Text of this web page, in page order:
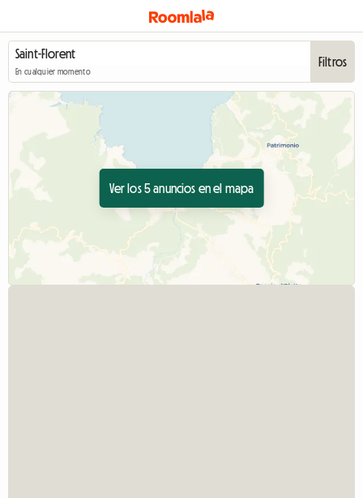
En cualquier momento
Filtros
Ver los 5 anuncios en el mapa